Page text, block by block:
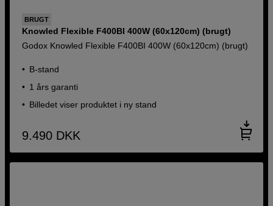
BRUGT
Knowled Flexible F400BI 400W (60x120cm) (brugt)
Godox Knowled Flexible F400BI 400W (60x120cm) (brugt)
B-stand
1 års garanti
Billedet viser produktet i ny stand
9.490 DKK